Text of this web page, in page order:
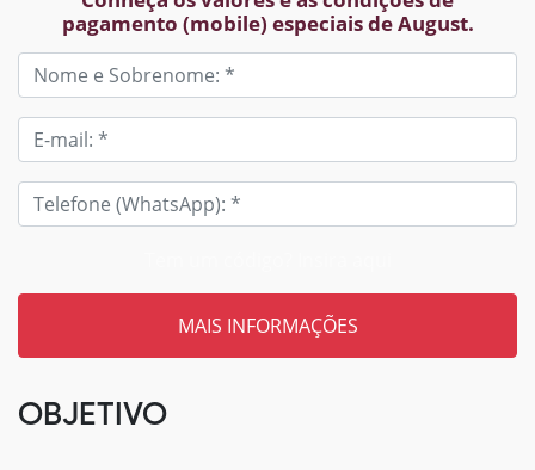
pagamento (mobile) especiais de August.
OBJETIVO